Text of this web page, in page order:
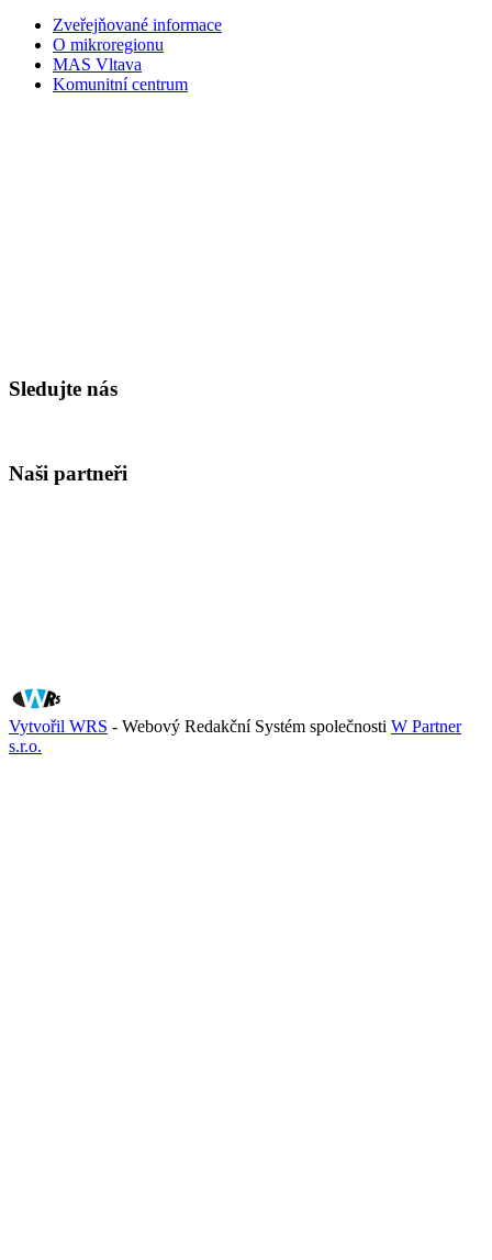
Zveřejňované informace
O mikroregionu
MAS Vltava
Komunitní centrum
Sledujte nás
Naši partneři
Vytvořil WRS - Webový Redakční Systém společnosti W Partner
s.r.o.